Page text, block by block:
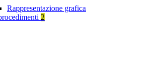
Rappresentazione grafica
2